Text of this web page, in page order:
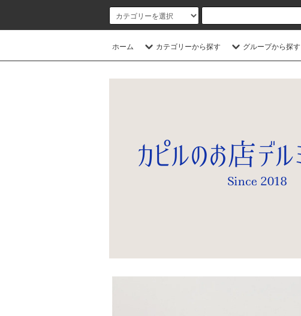
ホーム カテゴリーから探す グループから探す